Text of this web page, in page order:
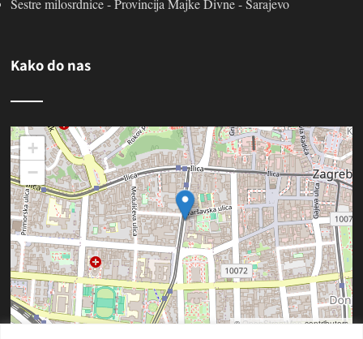
Sestre milosrdnice - Provincija Majke Divne - Sarajevo
Kako do nas
+
−
©OpenStreetMapcontributors